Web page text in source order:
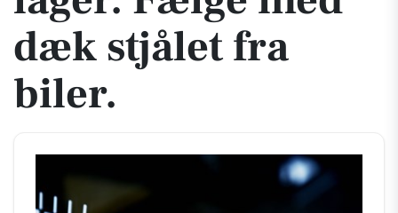
dæk stjålet fra
biler.